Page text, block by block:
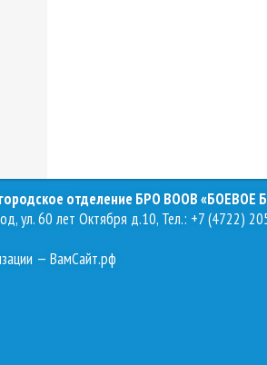
отделение БРО ВООВ «БОЕВОЕ
ул. 60 лет Октября д.10, Тел.: +7 (4722)
— ВамСайт.рф